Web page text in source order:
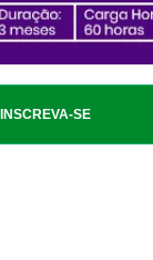
INSCREVA-SE